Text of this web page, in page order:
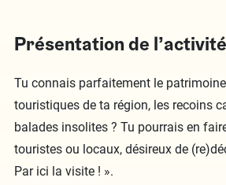
Présentation de
Tu connais parfaitement le
touristiques de ta région, les recoins
balades insolites ? Tu pourrais en
touristes ou locaux, désireux de
Par ici la visite ! ».